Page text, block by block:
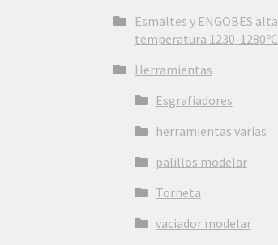
Esmaltes y ENGOBES alta
temperatura 1230-1280ºC
Herramientas
Esgrafiadores
herramientas varias
palillos modelar
Torneta
vaciador modelar